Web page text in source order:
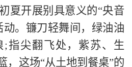
夏开展别具意义的“央音
动。镰刀轻舞间，绿油油
;指尖翻飞处，紫苏、生
，这场“从土地到餐桌”的